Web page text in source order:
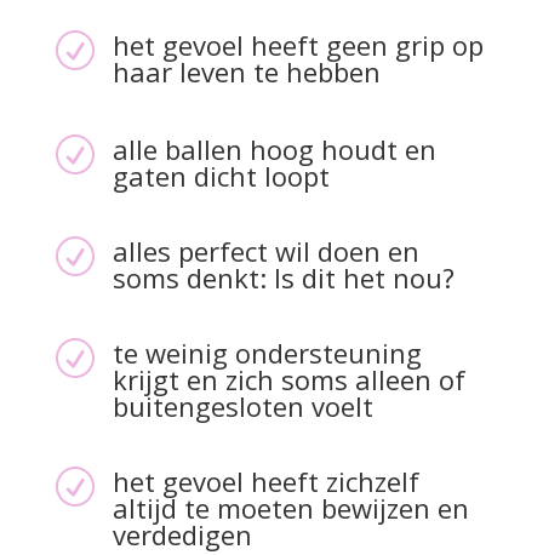
R het gevoel heeft geen grip op
haar leven te hebben
R alle ballen hoog houdt en
gaten dicht loopt
R alles perfect wil doen en
soms denkt: Is dit het nou?
R te weinig ondersteuning
krijgt en zich soms alleen of
buitengesloten voelt
R het gevoel heeft zichzelf
altijd te moeten bewijzen en
verdedigen